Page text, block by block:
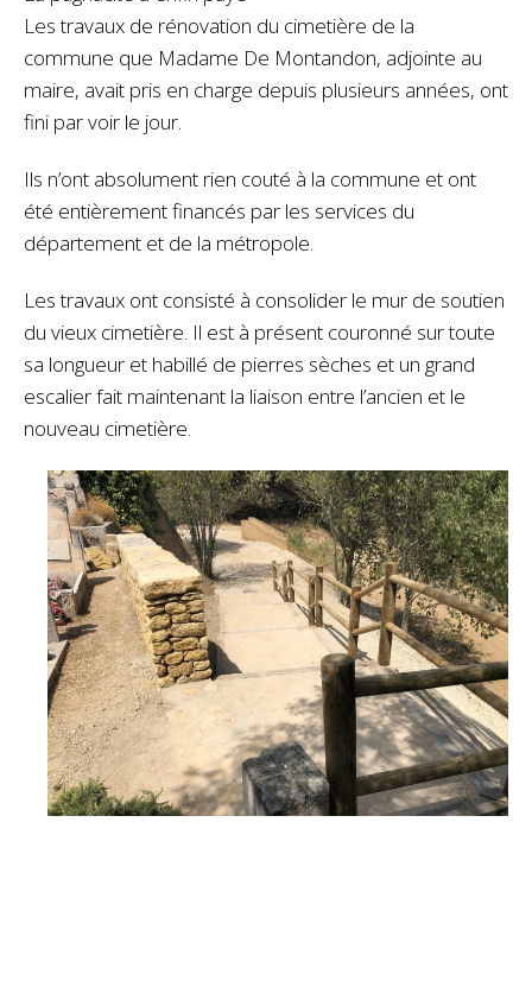
Les travaux de rénovation du cimetière de la
commune que Madame De Montandon, adjointe au
maire, avait pris en charge depuis plusieurs années, ont
fini par voir le jour.
Ils n’ont absolument rien couté à la commune et ont
été entièrement financés par les services du
département et de la métropole.
Les travaux ont consisté à consolider le mur de soutien
du vieux cimetière. Il est à présent couronné sur toute
sa longueur et habillé de pierres sèches et un grand
escalier fait maintenant la liaison entre l’ancien et le
nouveau cimetière.